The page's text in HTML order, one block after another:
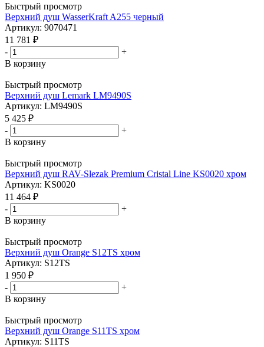
Быстрый просмотр
Верхний душ WasserKraft A255 черный
Артикул: 9070471
11 781 ₽
-
+
В корзину
Быстрый просмотр
Верхний душ Lemark LM9490S
Артикул: LM9490S
5 425 ₽
-
+
В корзину
Быстрый просмотр
Верхний душ RAV-Slezak Premium Cristal Line KS0020 хром
Артикул: KS0020
11 464 ₽
-
+
В корзину
Быстрый просмотр
Верхний душ Orange S12TS хром
Артикул: S12TS
1 950 ₽
-
+
В корзину
Быстрый просмотр
Верхний душ Orange S11TS хром
Артикул: S11TS